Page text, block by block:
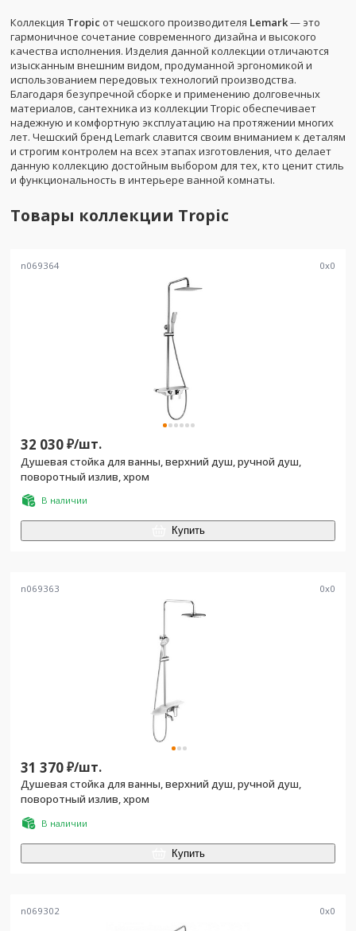
Коллекция Tropic от чешского производителя Lemark— это
гармоничное сочетание современного дизайна и высокого
качества исполнения. Изделия данной коллекции отличаются
изысканным внешним видом, продуманной эргономикой и
использованием передовых технологий производства.
Благодаря безупречной сборке и применению долговечных
материалов, сантехника из коллекции Tropic обеспечивает
надежную и комфортную эксплуатацию на протяжении многих
лет. Чешский бренд Lemark славится своим вниманием к деталям
и строгим контролем на всех этапах изготовления, что делает
данную коллекцию достойным выбором для тех, кто ценит стиль
и функциональность в интерьере ванной комнаты.
Товары коллекции Tropic
n069364 0x0
32 030₽/шт.
Душевая стойка для ванны, верхний душ, ручной душ,
поворотный излив, хром
В наличии
Купить
n069363 0x0
31 370₽/шт.
Душевая стойка для ванны, верхний душ, ручной душ,
поворотный излив, хром
В наличии
Купить
n069302 0x0